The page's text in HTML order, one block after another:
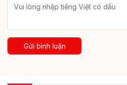
Gửi bình luận